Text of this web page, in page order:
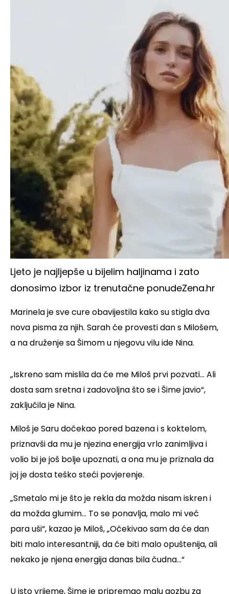
Ljeto je najljepše u bijelim haljinama i zato
donosimo izbor iz trenutačne ponudeZena.hr
Marinela je sve cure obavijestila kako su stigla dva
nova pisma za njih. Sarah će provesti dan s Milošem,
a na druženje sa Šimom u njegovu vilu ide Nina.
„Iskreno sam mislila da će me Miloš prvi pozvati... Ali
dosta sam sretna i zadovoljna što se i Šime javio“,
zaključila je Nina.
Miloš je Saru dočekao pored bazena i s koktelom,
priznavši da mu je njezina energija vrlo zanimljiva i
volio bi je još bolje upoznati, a ona mu je priznala da
joj je dosta teško steći povjerenje.
„Smetalo mi je što je rekla da možda nisam iskren i
da možda glumim... To se ponavlja, malo mi već
para uši“, kazao je Miloš, „Očekivao sam da će dan
biti malo interesantniji, da će biti malo opuštenija, ali
nekako je njena energija danas bila čudna...“
U isto vrijeme, Šime je pripremao malu gozbu za